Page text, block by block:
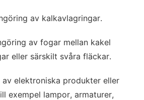
av kalkavlagringar.
av fogar mellan kakel
eller särskilt svåra fläckar.
elektroniska produkter eller
exempel lampor, armaturer,